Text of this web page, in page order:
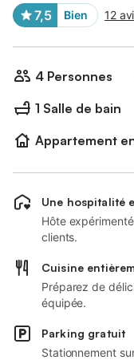
7,5 Bien 12
4 Personnes
1 Salle de bain
Appartement
Une hospitalité
Hôte
clients.
Cuisine
Préparez de
équipée.
Parking gratuit
Stationnement